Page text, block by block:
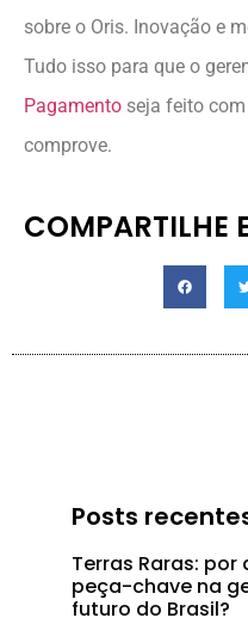
sobre o Oris. Inovação e
Tudo isso para que o
Pagamento seja feito
comprove.
COMPARTILHE
Posts
Terras Raras:
peça-chave na
futuro do Brasil?